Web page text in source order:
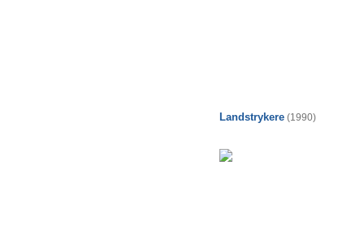
Landstrykere (1990)